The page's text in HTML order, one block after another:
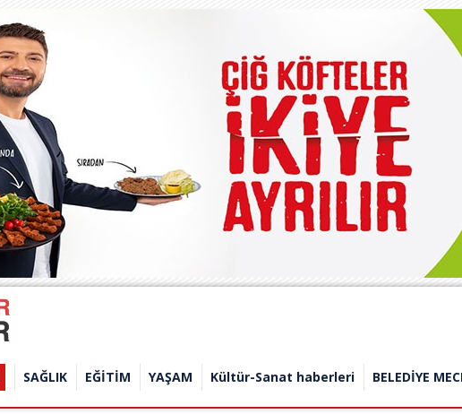
SAĞLIK EĞİTİM YAŞAM Kültür-Sanat haberleri BELEDİYE